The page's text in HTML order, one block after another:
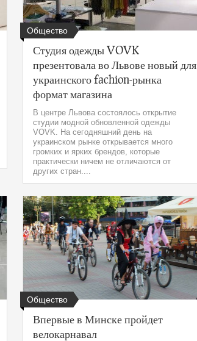
Общество
Студия одежды VOVK
презентовала во Львове новый для
украинского fachion-рынка
формат магазина
В центре Львова состоялось открытие
студии модной обновленной одежды
VOVK. На сегодняшний день на
украинском рынке открывается много
громких и ярких брендов, которые
практически ничем не отличаются от
других стран....
Общество
Впервые в Минске пройдет
велокарнавал